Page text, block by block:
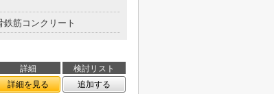
鉄筋コンクリート
詳細
検討リスト
詳細を見る 追加する